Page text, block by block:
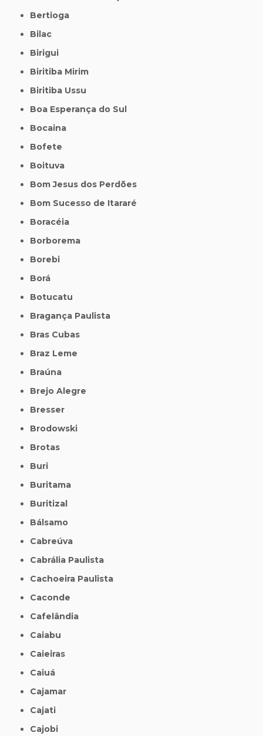
Bertioga
Bilac
Birigui
Biritiba Mirim
Biritiba Ussu
Boa Esperança do Sul
Bocaina
Bofete
Boituva
Bom Jesus dos Perdões
Bom Sucesso de Itararé
Boracéia
Borborema
Borebi
Borá
Botucatu
Bragança Paulista
Bras Cubas
Braz Leme
Braúna
Brejo Alegre
Bresser
Brodowski
Brotas
Buri
Buritama
Buritizal
Bálsamo
Cabreúva
Cabrália Paulista
Cachoeira Paulista
Caconde
Cafelândia
Caiabu
Caieiras
Caiuá
Cajamar
Cajati
Cajobi